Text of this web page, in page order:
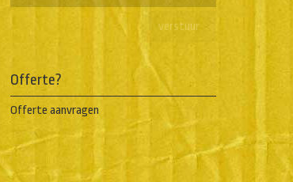
Offerte?
Offerte aanvragen